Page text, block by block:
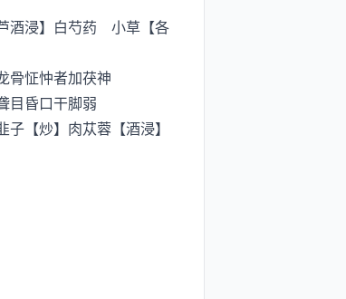
酒浸】白芍药 小草【各
怔忡者加茯神
目昏口干脚弱
【炒】肉苁蓉【酒浸】